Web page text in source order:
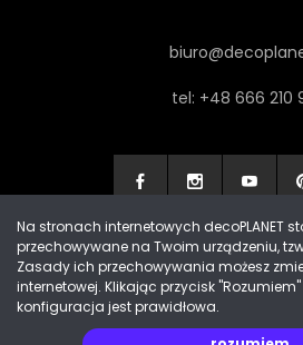
tel: +48 666 210
Made with by Progres
Na stronach internetowych decoPLANET
przechowywane na Twoim urządzeniu,
Zasady ich przechowywania możesz
internetowej. Klikając przycisk
konfiguracja jest prawidłowa.